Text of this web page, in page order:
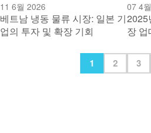
11 6월 2026
베트남 냉동 물류 시장: 일본 기
업의 투자 및 확장 기회
07 4
2025
장 업
1 2 3